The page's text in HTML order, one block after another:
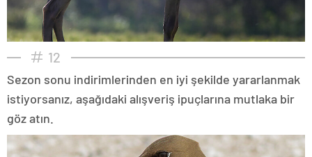
12
Sezon sonu indirimlerinden en iyi şekilde yararlanmak
istiyorsanız, aşağıdaki alışveriş ipuçlarına mutlaka bir
göz atın.